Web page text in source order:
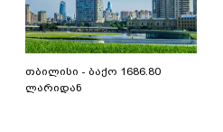
თბილისი - ბაქო 1686.80
ლარიდან